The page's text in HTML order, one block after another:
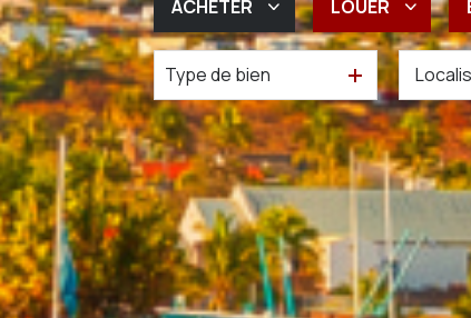
ACHETER
De l'ancien
De l'immo pro
LOUER
à l'année
De l'immo pro
Type de bien